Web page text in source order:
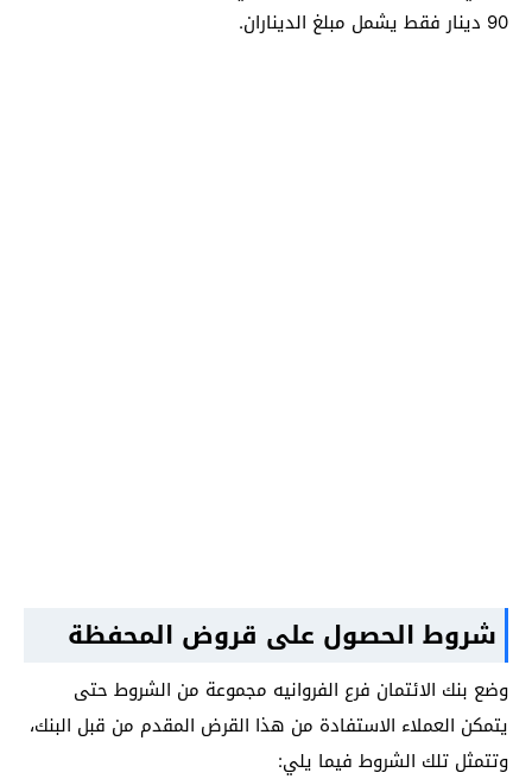
90 دينار فقط يشمل مبلغ الديناران.
شروط الحصول على قروض المحفظة
وضع بنك الائتمان فرع الفروانيه مجموعة من الشروط حتى
يتمكن العملاء الاستفادة من هذا القرض المقدم من قبل البنك،
وتتمثل تلك الشروط فيما يلي: